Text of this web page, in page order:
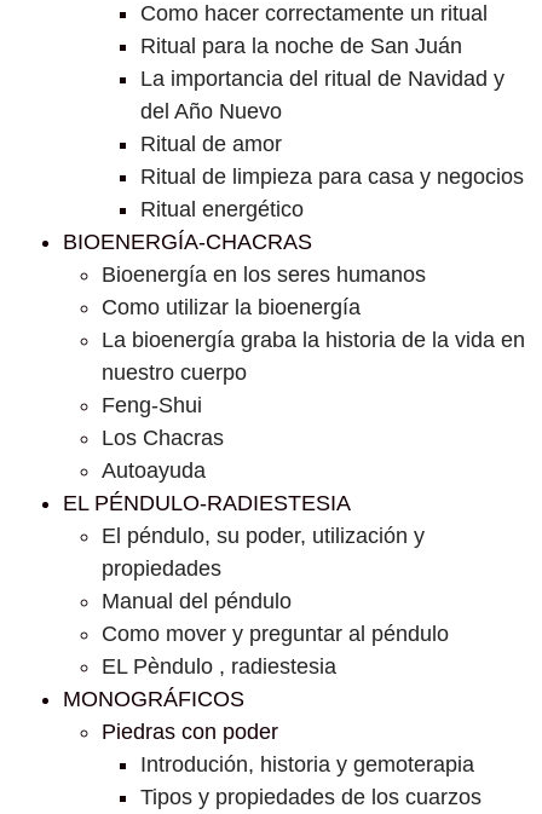
Como hacer correctamente un ritual
Ritual para la noche de San Juán
La importancia del ritual de Navidad y
del Año Nuevo
Ritual de amor
Ritual de limpieza para casa y negocios
Ritual energético
BIOENERGÍA-CHACRAS
Bioenergía en los seres humanos
Como utilizar la bioenergía
La bioenergía graba la historia de la vida en
nuestro cuerpo
Feng-Shui
Los Chacras
Autoayuda
EL PÉNDULO-RADIESTESIA
El péndulo, su poder, utilización y
propiedades
Manual del péndulo
Como mover y preguntar al péndulo
EL Pèndulo , radiestesia
MONOGRÁFICOS
Piedras con poder
Introdución, historia y gemoterapia
Tipos y propiedades de los cuarzos